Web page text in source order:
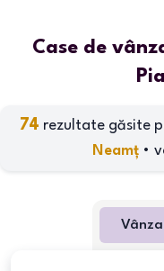
Case de
74 rezultate găsite
Neamț •